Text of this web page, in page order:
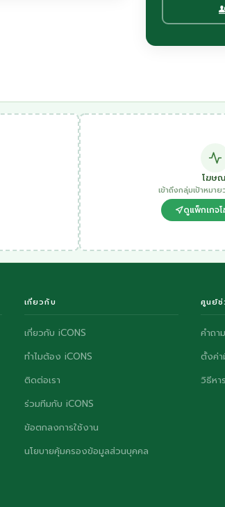
โฆษ
เข้าถึงกลุ่มเป้าหมา
ดูแพ็กเกจ
เกี่ยวกับ
เกี่ยวกับ iCONS
ทำไมต้อง iCONS
ติดต่อเรา
ร่วมทีมกับ iCONS
ข้อตกลงการใช้งาน
นโยบายคุ้มครองข้อมูลส่วนบุคคล
ศูนย์ช่
คำถา
ตั้งค่า
วิธีหา